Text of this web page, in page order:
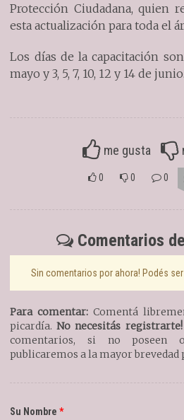
Protección Ciudadana, quien
esta actualización para toda el
Los días de la capacitación
mayo y 3, 5, 7, 10, 12 y 14 de junio.
me gusta
0 0 0
Comentarios
Sin comentarios por ahora! Podés
Para comentar: Comentá
picardía.No necesitás registrarte!
comentarios, si no poseen
publicaremos a la mayor brevedad
Su Nombre